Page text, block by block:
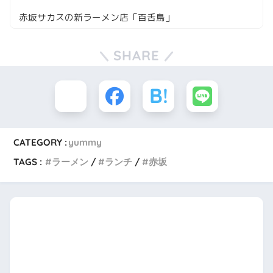
赤坂サカスの新ラーメン店「百舌鳥」
SHARE
CATEGORY : yummy
TAGS :
ラーメン ランチ 赤坂